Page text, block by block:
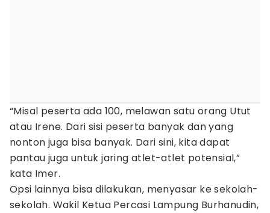
“Misal peserta ada 100, melawan satu orang Utut
atau Irene. Dari sisi peserta banyak dan yang
nonton juga bisa banyak. Dari sini, kita dapat
pantau juga untuk jaring atlet-atlet potensial,”
kata Imer.
Opsi lainnya bisa dilakukan, menyasar ke sekolah-
sekolah. Wakil Ketua Percasi Lampung Burhanudin,